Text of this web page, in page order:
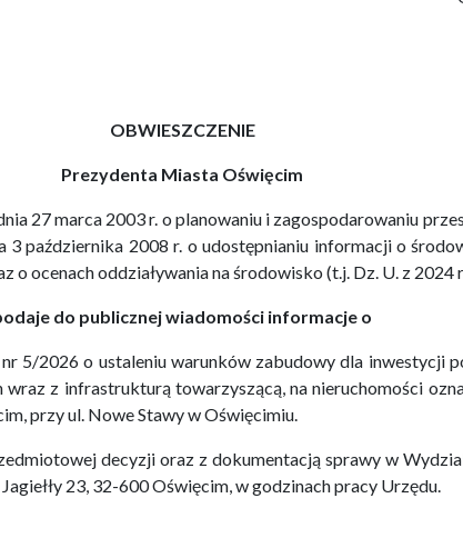
OBWIESZCZENIE
Prezydenta Miasta Oświęcim
27 marca 2003 r. o planowaniu i zagospodarowaniu
3 października 2008 r. o udostępnianiu informacji o
o ocenach oddziaływania na środowisko (t.j. Dz. U. z 2024
do publicznej wiadomości informacje o
5/2026 o ustaleniu warunków zabudowy dla inwestycji
z infrastrukturą towarzyszącą, na nieruchomości
przy ul. Nowe Stawy w Oświęcimiu.
decyzji oraz z dokumentacją sprawy w
23, 32-600 Oświęcim, w godzinach pracy Urzędu.